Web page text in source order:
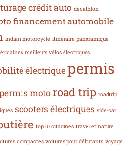
crédit auto décathlon
financement automobile
indian motorcycle itinéraire panoramique
meilleurs vélos électriques
électriquepermis
permis moto road trip roadtrip
scooters électriques side-car
top 10 citadines travel et nature
compactes voitures pour débutants voyage